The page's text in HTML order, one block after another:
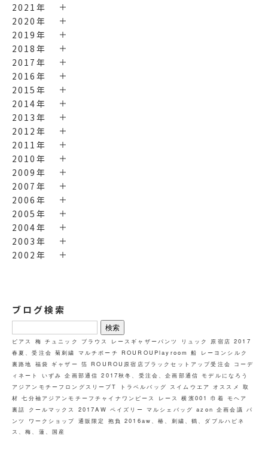
2021年
2020年
2019年
2018年
2017年
2016年
2015年
2014年
2013年
2012年
2011年
2010年
2009年
2007年
2006年
2005年
2004年
2003年
2002年
ブログ検索
検
索:
ピアス 梅 チュニック ブラウス レースギャザーパンツ リュック 原宿店 2017
春夏、受注会 菊刺繍 マルチポーチ ROUROUPlayroom 船
レーヨンシルク
裏路地 福袋 ギャザー 箔 ROUROU原宿店ブラックセットアップ受注会 コーデ
ィネート
いずみ 企画部通信 2017秋冬、受注会、企画部通信 モデルになろう
アジアンモチーフロングスリーブT
トラベルバッグ スイムウエア オススメ
取
材 七分袖アジアンモチーフチャイナワンピース レース 横濱001 巾着 モヘア
裏話
クールマックス 2017AW ペイズリー マルシェバッグ azon 企画会議 パ
ンツ
ワークショップ 通販限定 抱負 2016aw、椿、刺繍、鶴、ダブルハピネ
ス、梅、蓮、国産